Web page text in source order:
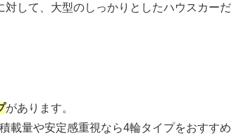
して、大型のしっかりとしたハウスカーだ
があります。
載量や安定感重視なら4輪タイプをおすすめ